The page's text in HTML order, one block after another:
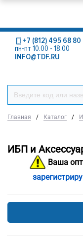
+7 (812) 495 68 80
пн-пт 10.00 - 18.00
INFO@TDF.RU
Главная / Каталог /
ИБП и
Ваша